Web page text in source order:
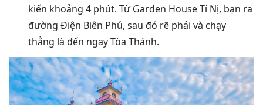
kiến khoảng 4 phút. Từ Garden House Tí Nị, bạn ra
đường Điện Biên Phủ, sau đó rẽ phải và chạy
thẳng là đến ngay Tòa Thánh.